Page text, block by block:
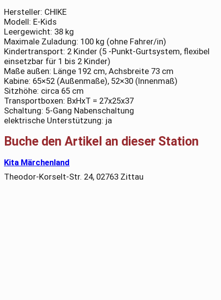
Hersteller: CHIKE
Modell: E-Kids
Leergewicht: 38 kg
Maximale Zuladung: 100 kg (ohne Fahrer/in)
Kindertransport: 2 Kinder (5 -Punkt-Gurtsystem, flexibel
einsetzbar für 1 bis 2 Kinder)
Maße außen: Länge 192 cm, Achsbreite 73 cm
Kabine: 65×52 (Außenmaße), 52×30 (Innenmaß)
Sitzhöhe: circa 65 cm
Transportboxen: BxHxT = 27x25x37
Schaltung: 5-Gang Nabenschaltung
elektrische Unterstützung: ja
Buche den Artikel an dieser Station
Kita Märchenland
Theodor-Korselt-Str. 24, 02763 Zittau